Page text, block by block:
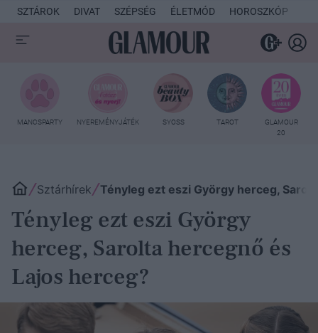
SZTÁROK DIVAT SZÉPSÉG ÉLETMÓD HOROSZKÓP
MANCSPARTY NYEREMÉNYJÁTÉK SYOSS TAROT
GLAMOUR
20
Sztárhírek Tényleg ezt eszi György herceg,
Tényleg ezt eszi György
herceg, Sarolta hercegnő és
Lajos herceg?